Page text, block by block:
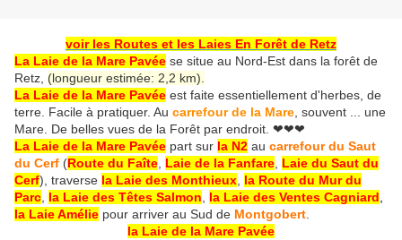
voir les Routes et les Laies En Forêt de Retz
La Laie de la Mare Pavée se situe au Nord-Est dans la forêt de
Retz, (longueur estimée: 2,2 km).
La Laie de la Mare Pavée est faite essentiellement d'herbes, de
terre. Facile à pratiquer. Au carrefour de la Mare , souvent ... une
Mare. De belles vues de la Forêt par endroit. ❤❤❤
La Laie de la Mare Pavée part sur la N2 au carrefour du Saut
du Cerf (Route du Faîte Laie de la Fanfare Laie du Saut du
Cerf), traverse la Laie des Monthieux la Route du Mur du
Parc la Laie des Têtes Salmon la Laie des Ventes Cagniard
la Laie Amélie pour arriver au Sud de Montgobert
la Laie de la Mare Pavée